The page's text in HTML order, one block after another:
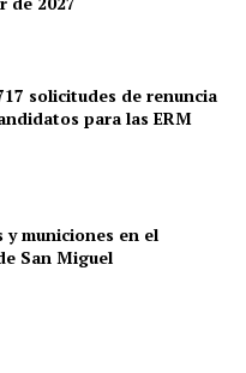
solicitudes de renuncia
para las ERM
y municiones en el
San Miguel